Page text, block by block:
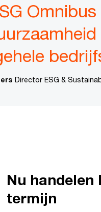
Director ESG &
Nu
termijn